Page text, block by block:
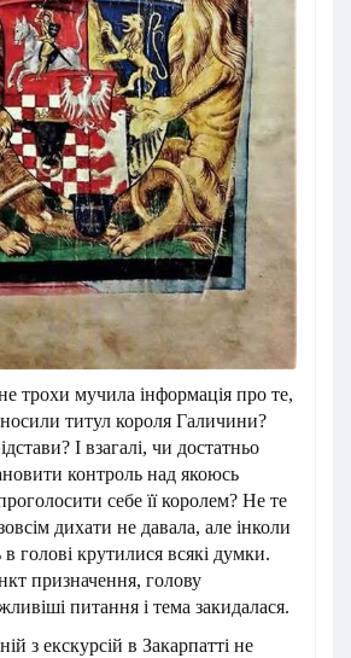
трохи мучила інформація про те,
титул короля Галичини?
І взагалі, чи достатньо
контроль над якоюсь
себе її королем? Не те
дихати не давала, але інколи
в голові крутилися всякі думки.
призначення, голову
питання і тема закидалася.
з екскурсій в Закарпатті не